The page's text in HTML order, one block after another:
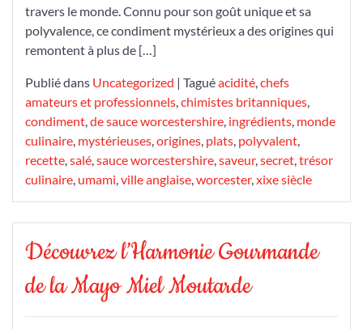
Moderne
travers le monde. Connu pour son goût unique et sa
polyvalence, ce condiment mystérieux a des origines qui
remontent à plus de […]
Publié dans Uncategorized | Taguéacidité,chefs
amateurs et professionnels,chimistes britanniques,
condiment,de sauce worcestershire, ingrédients, monde
culinaire, mystérieuses,origines, plats, polyvalent,
recette,salé,sauce worcestershire,saveur,secret,trésor
culinaire, umami,ville anglaise,worcester,xixe siècle
Découvrez l’Harmonie Gourmande
de la Mayo Miel Moutarde